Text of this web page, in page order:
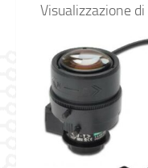
Visualizzazione